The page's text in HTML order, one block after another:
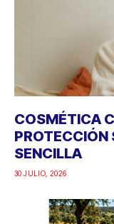
COSMÉTICA
PROTECCIÓN
SENCILLA
30 JULIO, 2026